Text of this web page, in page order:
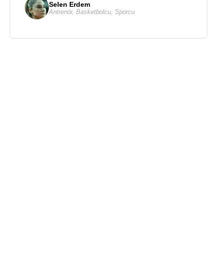
Selen Erdem
Antrenör, Basketbolcu, Sporcu